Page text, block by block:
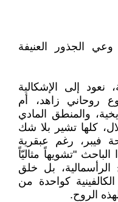
الجذور العنيفة
إلى الإشكالية
روحاني زاهد، أم
والمنطق المادي
كلها تشير بلا شك
فيبر، رغم عبقرية
الباحث "تشويهاً مثاليّاً
الرأسمالية، بل خلق
كواحدة من
الروح.